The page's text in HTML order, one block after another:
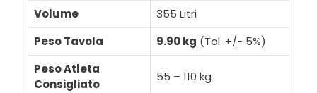
Volume
355 Litri
Peso Tavola
9.90 kg (Tol. +/- 5%)
Peso Atleta
Consigliato
55 – 110 kg